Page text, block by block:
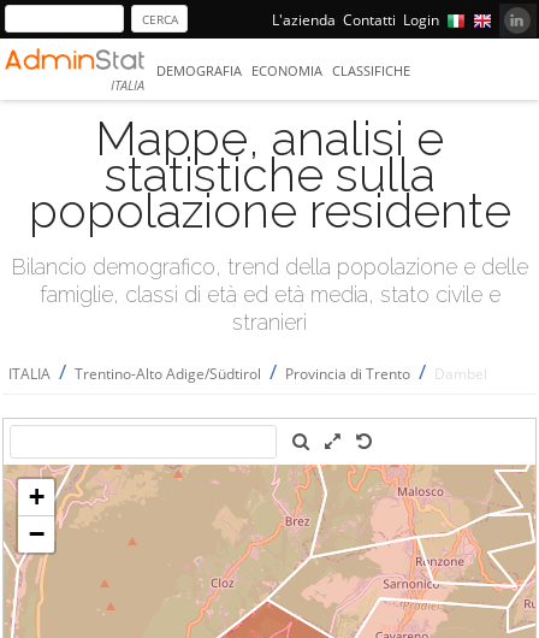
L'azienda Contatti Login
ITALIA
DEMOGRAFIA ECONOMIA CLASSIFICHE
Mappe, analisi e
statistiche sulla
popolazione residente
Bilancio demografico, trend della popolazione e delle
famiglie, classi di età ed età media, stato civile e
stranieri
ITALIA / Trentino-Alto Adige/Südtirol / Provincia di Trento / Dambel